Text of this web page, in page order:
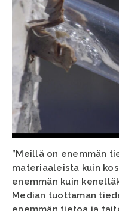
”Meillä on enemmän
materiaaleista kuin
enemmän kuin
Median tuottaman